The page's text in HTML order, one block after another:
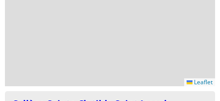
Leaflet